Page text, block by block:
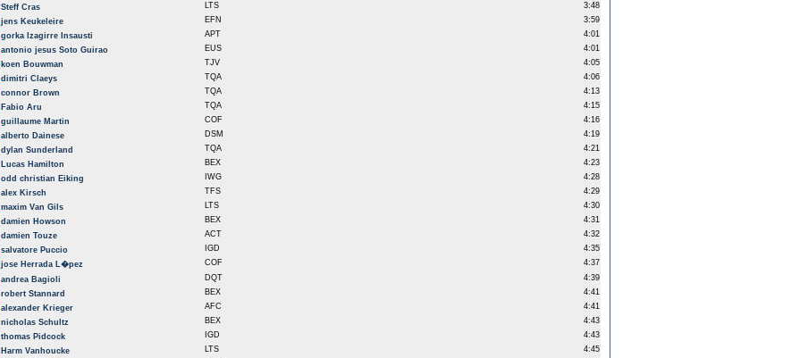
Steff Cras LTS
3:48
jens Keukeleire EFN
3:59
gorka Izagirre Insausti APT
4:01
antonio jesus Soto Guirao EUS
4:01
koen Bouwman TJV
4:05
dimitri Claeys TQA
4:06
connor Brown TQA
4:13
Fabio Aru TQA
4:15
guillaume Martin COF
4:16
alberto Dainese DSM
4:19
dylan Sunderland TQA
4:21
Lucas Hamilton BEX
4:23
odd christian Eiking IWG
4:28
alex Kirsch TFS
4:29
maxim Van Gils LTS
4:30
damien Howson BEX
4:31
damien Touze ACT
4:32
salvatore Puccio IGD
4:35
jose Herrada L�pez COF
4:37
andrea Bagioli DQT
4:39
robert Stannard BEX
4:41
alexander Krieger AFC
4:41
nicholas Schultz BEX
4:43
thomas Pidcock IGD
4:43
Harm Vanhoucke LTS
4:45